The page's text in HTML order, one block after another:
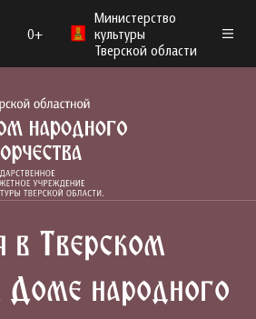
0+
Министерство
культуры
Тверской области
в Тверском
Доме народного